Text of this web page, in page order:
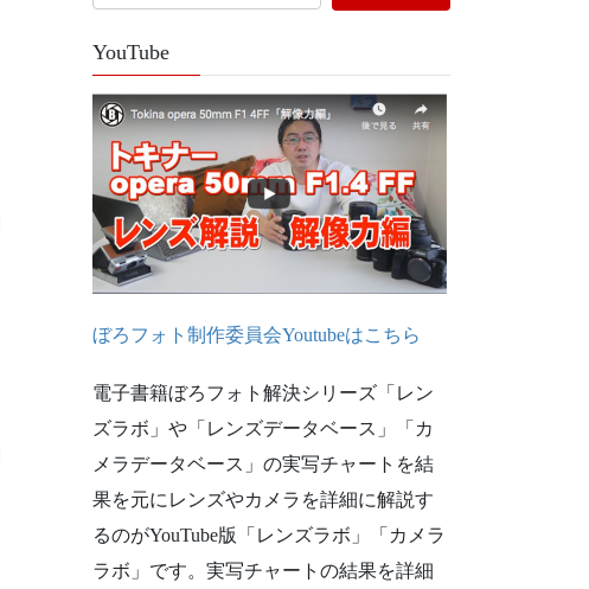
YouTube
ぼろフォト制作委員会Youtubeはこちら
電子書籍ぼろフォト解決シリーズ「レン
ズラボ」や「レンズデータベース」「カ
メラデータベース」の実写チャートを結
果を元にレンズやカメラを詳細に解説す
るのがYouTube版「レンズラボ」「カメラ
ラボ」です。実写チャートの結果を詳細